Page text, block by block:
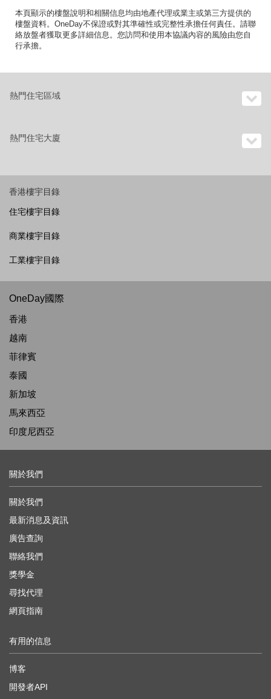
本頁顯示的樓盤說明和相關信息均由地產代理或業主或第三方提供的
樓盤資料。OneDay不保證或對其準確性或完整性承擔任何責任。請聯
絡放盤者獲取更多詳細信息。您訪問和使用本協議內容的風險由您自
行承擔。
熱門住宅區域
熱門住宅大廈
香港樓宇目錄
住宅樓宇目錄
商業樓宇目錄
工業樓宇目錄
OneDay國際
香港
越南
菲律賓
泰國
新加坡
馬來西亞
印度尼西亞
關於我們
關於我們
最新消息及資訊
廣告查詢
聯絡我們
獎學金
尋找代理
網頁指南
有用的信息
博客
開發者API